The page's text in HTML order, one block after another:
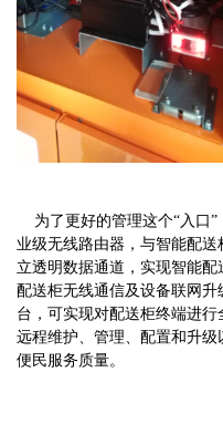
为了更好的管理这个“入口”
业级无线路由器，与智能配
立透明数据通道，实现智能
配送柜无线通信及设备联网
台，可实现对配送柜终端进
远程维护、管理、配置和升
便民服务质量。